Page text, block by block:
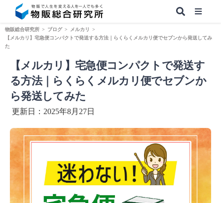
【無料】副業&本業 物販ノウハウ
物販総合研究所 > ブログ > メルカリ
>
【メルカリ】宅急便コンパクトで発送する方法｜らくらくメルカリ便でセブンから発送してみ
た
【メルカリ】宅急便コンパクトで発送す
る方法｜らくらくメルカリ便でセブンか
ら発送してみた
更新日：2025年8月27日